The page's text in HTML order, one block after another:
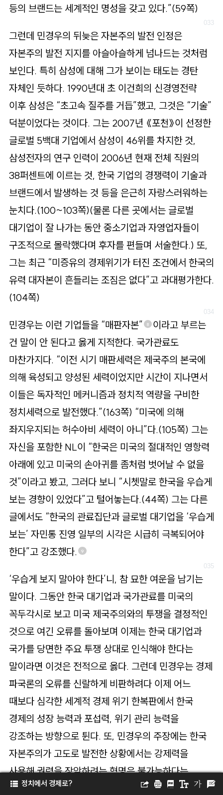
등의 브랜드는 세계적인 명성을 갖고 있다.”(59쪽)
그런데 민경우의 뒤늦은 자본주의 발전 인정은
자본주의 발전 지지를 아슬아슬하게 넘나드는 것처럼
보인다. 특히 삼성에 대해 그가 보이는 태도는 경탄
자체인 듯하다. 1990년대 초 이건희의 신경영전략
이후 삼성은 “초고속 질주를 거듭”했고, 그것은 “기술”
덕분이었다는 것이다. 그는 2007년 《포천》이 선정한
글로벌 5백대 기업에서 삼성이 46위를 차지한 것,
삼성전자의 연구 인력이 2006년 현재 전체 직원의
38퍼센트에 이르는 것, 한국 기업의 경쟁력이 기술과
브랜드에서 발생하는 것 등을 은근히 자랑스러워하는
눈치다.(100~103쪽)(물론 다른 곳에서는 글로벌
대기업이 잘 나가는 동안 중소기업과 자영업자들이
구조적으로 몰락했다며 후자를 편들며 서술한다.) 또,
그는 최근 “미증유의 경제위기가 터진 조건에서 한국의
유력 대자본이 흔들리는 조짐은 없다”고 과대평가한다.
(104쪽)
민경우는 이런 기업들을 “매판자본” 8
이라고 부르는
건 말이 안 된다고 옳게 지적한다. 국가관료도
마찬가지다. “이전 시기 매판세력은 제국주의 본국에
의해 육성되고 양성된 세력이었지만 시간이 지나면서
이들은 독자적인 메커니즘과 정치적 역량을 구비한
정치세력으로 발전했다.”(163쪽) “미국에 의해
좌지우지되는 허수아비 세력이 아니”다.(105쪽) 그는
자신을 포함한 NL이 “한국은 미국의 절대적인 영항력
아래에 있고 미국의 손아귀를 좀처럼 벗어날 수 없을
것”이라고 봤고, 그러다 보니 “시쳇말로 한국을 우습게
보는 경향이 있었다”고 털어놓는다.(44쪽) 그는 다른
글에서도 “한국의 관료집단과 글로벌 대기업을 ‘우습게
보는’ 자민통 진영 일부의 시각은 시급히 극복되어야
한다”고 강조했다.
9
‘우습게 보지 말아야 한다’니, 참 묘한 여운을 남기는
말이다. 그동안 한국 대기업과 국가관료를 미국의
꼭두각시로 보고 미국 제국주의와의 투쟁을 결정적인
것으로 여긴 오류를 돌아보며 이제는 한국 대기업과
국가를 당면한 주요 투쟁 상대로 인식해야 한다는
말이라면 이것은 전적으로 옳다. 그런데 민경우는 경제
파국론의 오류를 신랄하게 비판하려다 이제 어느
때보다 심각한 세계적 경제 위기 한복판에서 한국
경제의 성장 능력과 포섭력, 위기 관리 능력을
강조하는 방향으로 튄다. 또, 민경우의 주장에는 한국
자본주의가 고도로 발전한 상황에서는 강제력을
사용해 권력을 장악하려는 혁명은 불가능하다는
인식이 엿보인다. 여기에는 민주주의 발전(이른바
정치에서 경제로?